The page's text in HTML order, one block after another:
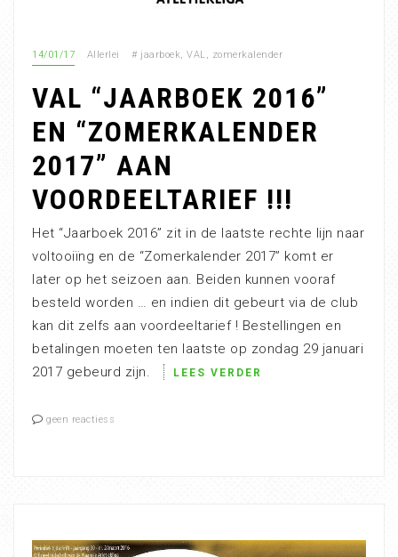
14/01/17 Allerlei # jaarboek, VAL, zomerkalender
VAL “JAARBOEK 2016”
EN “ZOMERKALENDER
2017” AAN
VOORDEELTARIEF !!!
Het “Jaarboek 2016” zit in de laatste rechte lijn naar
voltooiïng en de “Zomerkalender 2017” komt er
later op het seizoen aan. Beiden kunnen vooraf
besteld worden … en indien dit gebeurt via de club
kan dit zelfs aan voordeeltarief ! Bestellingen en
betalingen moeten ten laatste op zondag 29 januari
2017 gebeurd zijn.
LEES VERDER
geen reactiess